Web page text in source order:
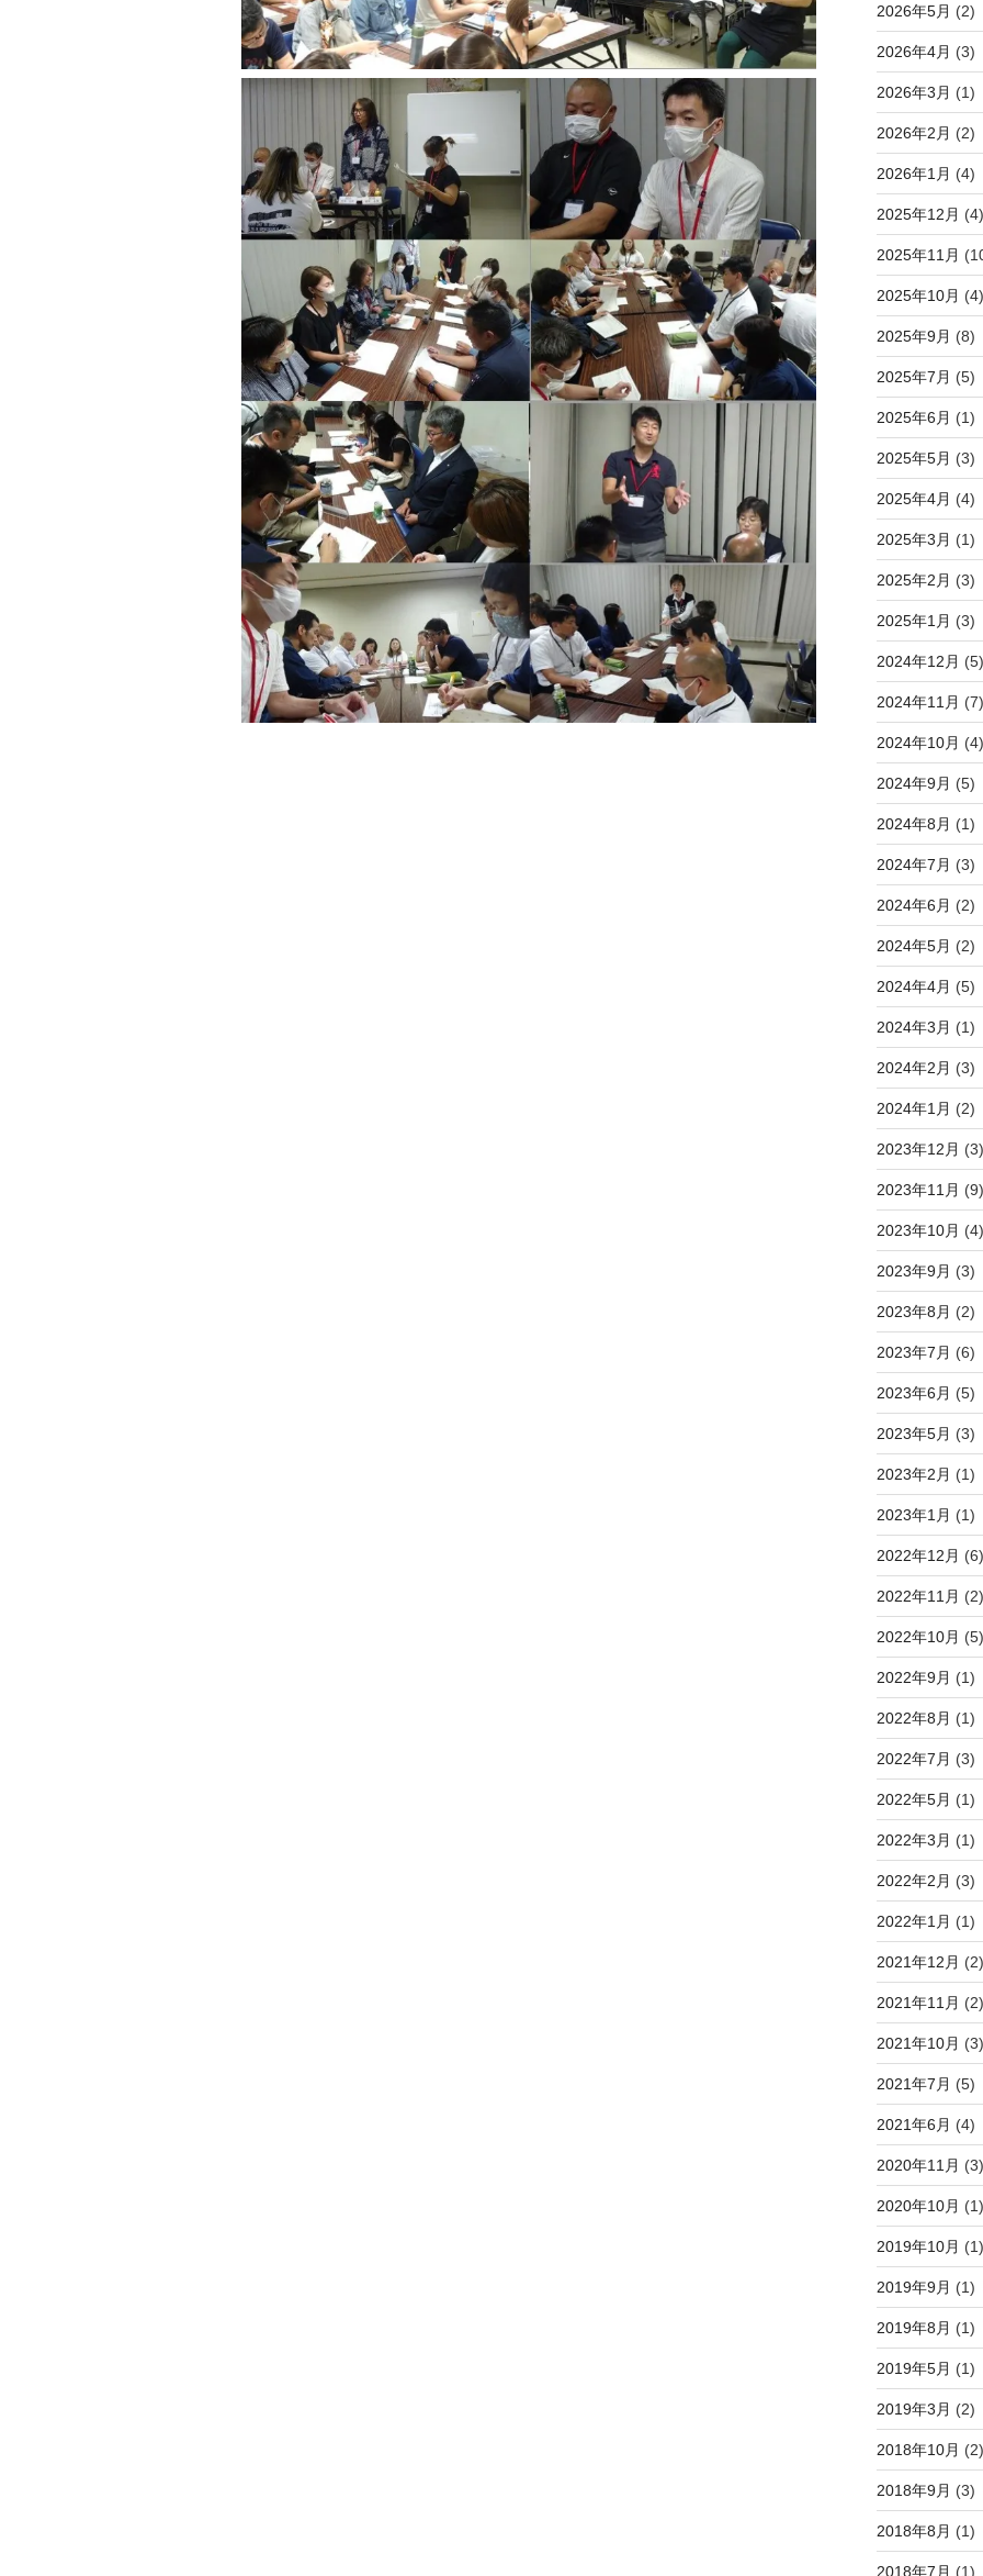
2026年5月 (2)
2026年4月 (3)
2026年3月 (1)
2026年2月 (2)
2026年1月 (4)
2025年12月 (4)
2025年11月
2025年10月 (4)
2025年9月 (8)
2025年7月 (5)
2025年6月 (1)
2025年5月 (3)
2025年4月 (4)
2025年3月 (1)
2025年2月 (3)
2025年1月 (3)
2024年12月 (5)
2024年11月 (7)
2024年10月 (4)
2024年9月 (5)
2024年8月 (1)
2024年7月 (3)
2024年6月 (2)
2024年5月 (2)
2024年4月 (5)
2024年3月 (1)
2024年2月 (3)
2024年1月 (2)
2023年12月 (3)
2023年11月 (9)
2023年10月 (4)
2023年9月 (3)
2023年8月 (2)
2023年7月 (6)
2023年6月 (5)
2023年5月 (3)
2023年2月 (1)
2023年1月 (1)
2022年12月 (6)
2022年11月 (2)
2022年10月 (5)
2022年9月 (1)
2022年8月 (1)
2022年7月 (3)
2022年5月 (1)
2022年3月 (1)
2022年2月 (3)
2022年1月 (1)
2021年12月 (2)
2021年11月 (2)
2021年10月 (3)
2021年7月 (5)
2021年6月 (4)
2020年11月 (3)
2020年10月 (1)
2019年10月 (1)
2019年9月 (1)
2019年8月 (1)
2019年5月 (1)
2019年3月 (2)
2018年10月 (2)
2018年9月 (3)
2018年8月 (1)
2018年7月 (1)